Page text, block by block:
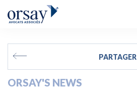
Expertises
Prix et Distinctions
Opérations
PARTAGER
ORSAY'S NEWS